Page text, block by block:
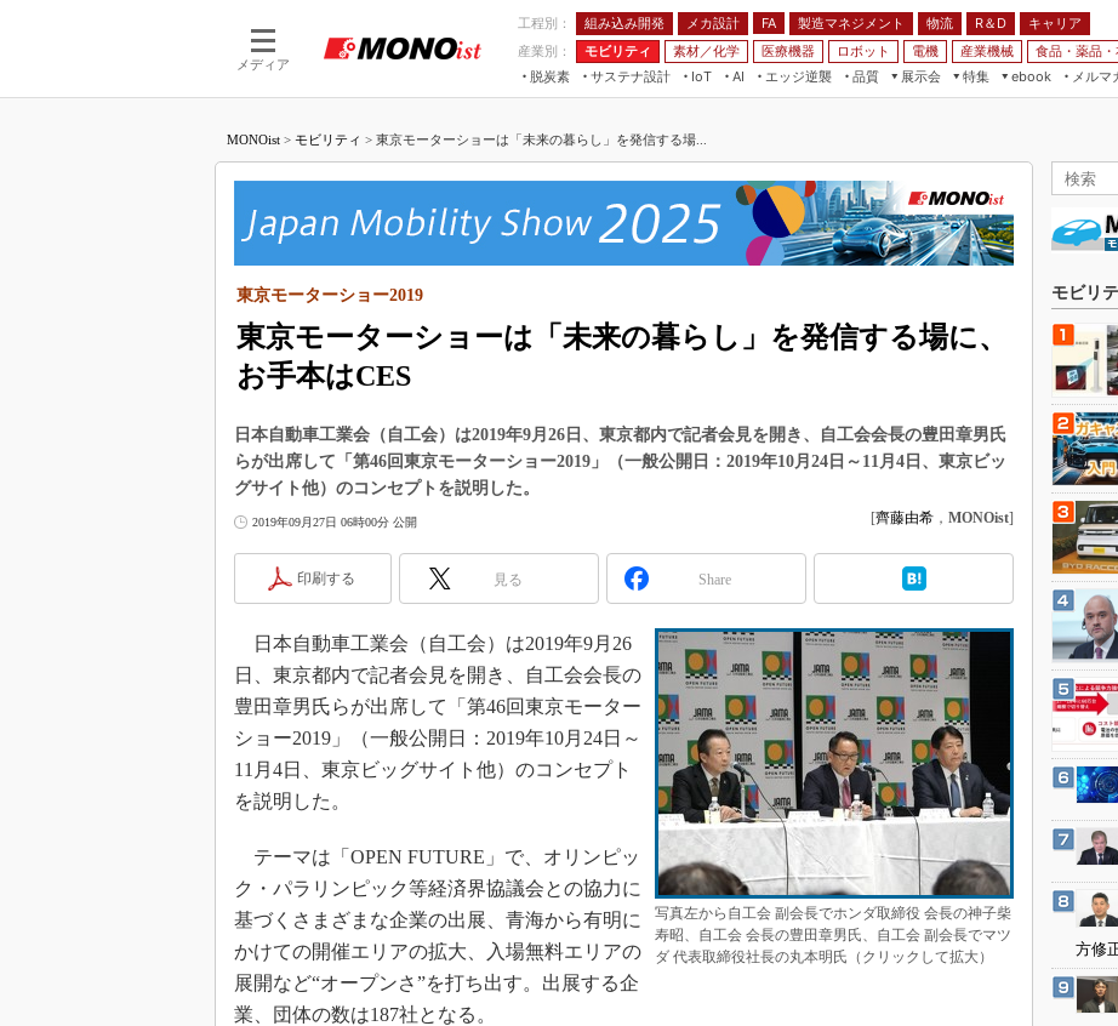
メディア
工程別： 組み込み開発 メカ設計 FA 製造マネジメント 物流 R＆D
キャリア
産業別：
モビリティ 素材／化学 医療機器 ロボット 電機 産業機械 食品・薬品
脱炭素
サステナ設計
IoT
つながる工場
つながるサービス
AI
AI×設備保全
Physical AI
エッジ逆襲 品質
展示会
JIMTOF
組込み/エッジ コンピューティング
展＆IoT/5Gソリューション展
IIFES
国際ロボット展
TECHNO-FRONTIER
EdgeTech+
特集
5G
VR／AR
フィールドサービス
組み込み画像技術
車載ソフト開発
3Dプリンタ
デジタルツインとCAE
S＆OP
インダストリー4.0
イノベーション
製造業ビッグデータ
メイドインジャパン
植物工場
知財マネジメント
海外生産
グローバル設計・開発
制御セキュリティ
ebook
製造マネジメント
FA
モビリティ
メルマ
MONOist > モビリティ > 東京モーターショーは「未来の暮らし」を発信する場...
東京モーターショーは「未来の暮らし」を発信する場に、
お手本はCES
東京モーターショー2019
日本自動車工業会（自工会）は2019年9月26日、東京都内で記者会見を開き、自工会会長の豊田章男氏
らが出席して「第46回東京モーターショー2019」（一般公開日：2019年10月24日～11月4日、東京ビッ
グサイト他）のコンセプトを説明した。
2019年09月27日 06時00分 公開 [齊藤由希 ， MONOist]
印刷する 見る Share
写真左から自工会 副会長でホンダ取締役 会長の神子柴
寿昭、自工会 会長の豊田章男氏、自工会 副会長でマツ
ダ 代表取締役社長の丸本明氏（クリックして拡大）
日本自動車工業会（自工会）は2019年9月26
日、東京都内で記者会見を開き、自工会会長の
豊田章男氏らが出席して「第46回東京モーター
ショー2019」（一般公開日：2019年10月24日～
11月4日、東京ビッグサイト他）のコンセプト
を説明した。
テーマは「OPEN FUTURE」で、オリンピッ
ク・パラリンピック等経済界協議会との協力に
基づくさまざまな企業の出展、青海から有明に
かけての開催エリアの拡大、入場無料エリアの
展開など“オープンさ”を打ち出す。出展する企
業、団体の数は187社となる。
モビリ
方修